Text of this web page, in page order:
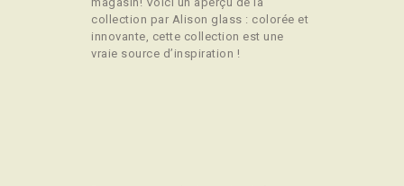
collection par Alison glass : colorée et
innovante, cette collection est une
vraie source d’inspiration !